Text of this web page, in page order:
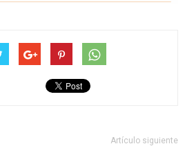
Artículo siguiente